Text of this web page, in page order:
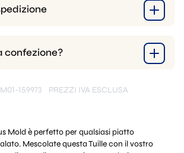
confezione?
159973 PREZZI IVA ESCLUSA
Mold è perfetto per qualsiasi piatto
Mescolate questa Tuille con il vostro